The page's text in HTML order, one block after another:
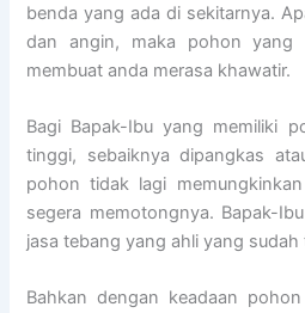
benda yang ada di sekitarnya.
dan angin, maka pohon yang
membuat anda merasa khawatir.
Bagi Bapak-Ibu yang memiliki
tinggi, sebaiknya dipangkas
pohon tidak lagi
segera memotongnya. Bapak-
jasa tebang yang ahli yang sudah
Bahkan dengan keadaan